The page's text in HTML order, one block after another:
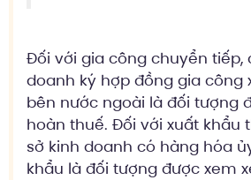
Đối với gia công chuyển tiếp,
doanh ký hợp đồng gia công
bên nước ngoài là đối tượng
hoàn thuế. Đối với xuất khẩu
sở kinh doanh có hàng hóa
khẩu là đối tượng được xem